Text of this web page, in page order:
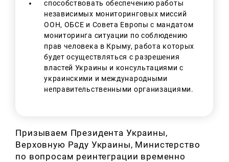
способствовать обеспечению работы
независимых мониторинговых миссий
ООН, ОБСЕ и Совета Европы с мандатом
мониторинга ситуации по соблюдению
прав человека в Крыму, работа которых
будет осуществляться с разрешения
властей Украины и консультациями с
украинскими и международными
неправительственными организациями.
Призываем Президента Украины,
Верховную Раду Украины, Министерство
по вопросам реинтеграции временно